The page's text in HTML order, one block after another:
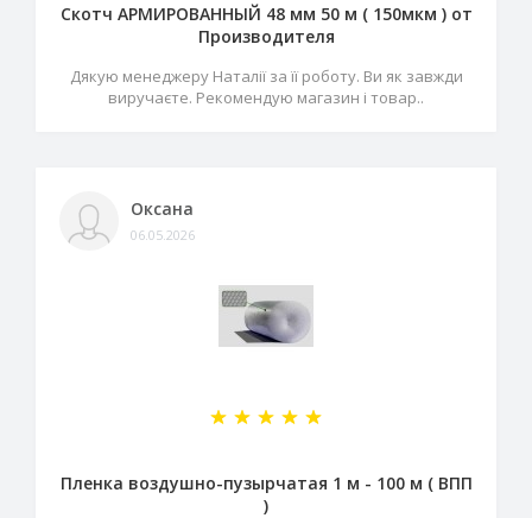
Скотч АРМИРОВАННЫЙ 48 мм 50 м ( 150мкм ) от
Производителя
Дякую менеджеру Наталії за її роботу. Ви як завжди
виручаєте. Рекомендую магазин і товар..
Оксана
06.05.2026
Пленка воздушно-пузырчатая 1 м - 100 м ( ВПП
)